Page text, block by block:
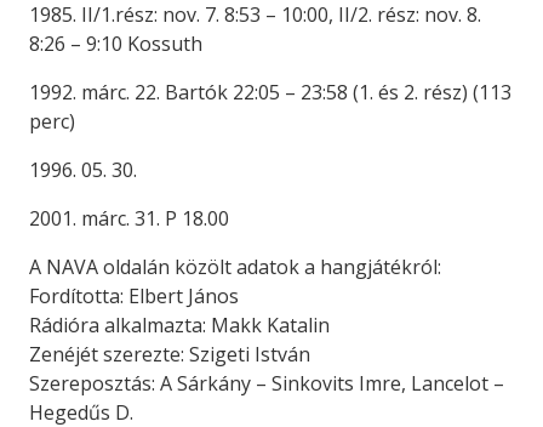
1985. II/1.rész: nov. 7. 8:53 – 10:00, II/2. rész: nov. 8.
8:26 – 9:10 Kossuth
1992. márc. 22. Bartók 22:05 – 23:58 (1. és 2. rész) (113
perc)
1996. 05. 30.
2001. márc. 31. P 18.00
A NAVA oldalán közölt adatok a hangjátékról:
Fordította: Elbert János
Rádióra alkalmazta: Makk Katalin
Zenéjét szerezte: Szigeti István
Szereposztás: A Sárkány – Sinkovits Imre, Lancelot –
Hegedűs D.